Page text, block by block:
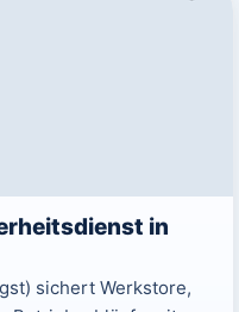
in
sichert Werkstore,